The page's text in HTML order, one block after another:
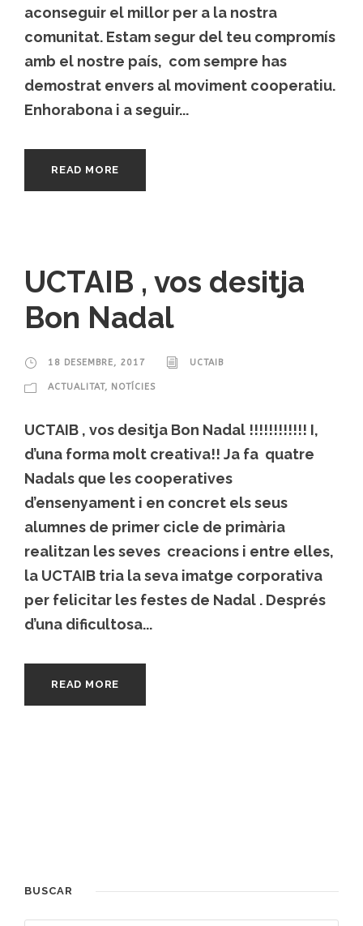
aconseguir el millor per a la nostra
comunitat. Estam segur del teu compromís
amb el nostre país, com sempre has
demostrat envers al moviment cooperatiu.
Enhorabona i a seguir...
READ MORE
UCTAIB , vos desitja
Bon Nadal
18 DESEMBRE, 2017 UCTAIB
ACTUALITAT, NOTÍCIES
UCTAIB , vos desitja Bon Nadal !!!!!!!!!!!! I,
d’una forma molt creativa!! Ja fa quatre
Nadals que les cooperatives
d’ensenyament i en concret els seus
alumnes de primer cicle de primària
realitzan les seves creacions i entre elles,
la UCTAIB tria la seva imatge corporativa
per felicitar les festes de Nadal . Després
d’una dificultosa...
READ MORE
BUSCAR